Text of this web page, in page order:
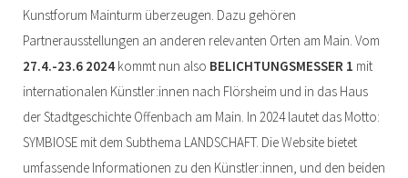
Kunstforum Mainturm überzeugen. Dazu gehören
Partnerausstellungen an anderen relevanten Orten am Main. Vom
27.4.-23.6 2024 kommt nun also BELICHTUNGSMESSER 1 mit
internationalen Künstler:innen nach Flörsheim und in das Haus
der Stadtgeschichte Offenbach am Main. In 2024 lautet das Motto:
SYMBIOSE mit dem Subthema LANDSCHAFT. Die Website bietet
umfassende Informationen zu den Künstler:innen, und den beiden